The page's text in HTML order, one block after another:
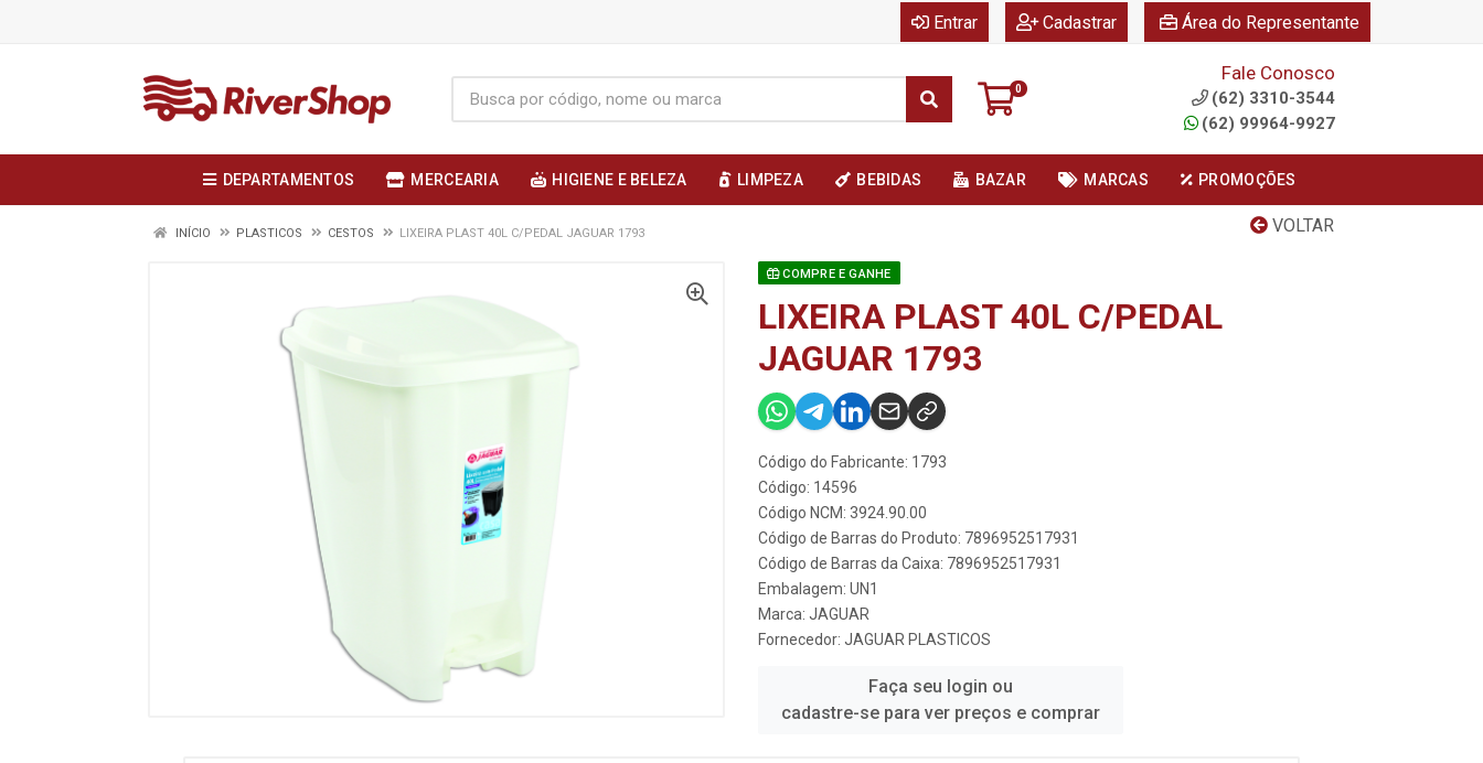
Entrar Cadastrar Área do Representante
0
Fale Conosco
(62) 3310-3544
(62) 99964-9927
DEPARTAMENTOS MERCEARIA HIGIENE E BELEZA LIMPEZA BEBIDAS BAZAR MARCAS PROMOÇÕES
VOLTAR
INÍCIO PLASTICOS CESTOS LIXEIRA PLAST 40L C/PEDAL JAGUAR 1793
COMPRE E GANHE
LIXEIRA PLAST 40L C/PEDAL
JAGUAR 1793
Código do Fabricante: 1793
Código: 14596
Código NCM: 3924.90.00
Código de Barras do Produto: 7896952517931
Código de Barras da Caixa: 7896952517931
Embalagem: UN1
Marca: JAGUAR
Fornecedor: JAGUAR PLASTICOS
Faça seu login ou
cadastre-se para ver preços e comprar